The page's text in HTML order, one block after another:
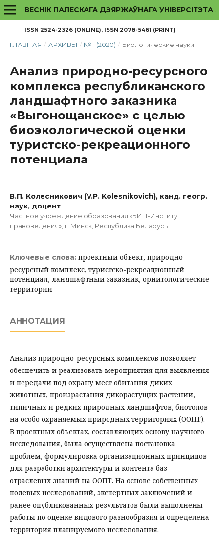
ISSN 2524-2326 (ONLINE), ISSN 2078-5461 (PRINT)
ГЛАВНАЯ / АРХИВЫ / № 1 (2020) / Биологические науки
Анализ природно-ресурсного
комплекса республиканского
ландшафтного заказника
«Выгонощанское» с целью
биоэкологической оценки
туристско-рекреационного
потенциала
В.П. Колесникович (V.P. Kolesnikovich), канд. геогр.
наук, доцент
Частное учреждение образования «БИП-Институт
правоведения», г. Минск, Республика Беларусь
Ключевые слова: проектный объект, природно-
ресурсный комплекс, туристско-рекреационный
потенциал, ландшафтный заказник, орнитологические
территории
АННОТАЦИЯ
Анализ природно-ресурсных комплексов позволяет
обеспечить и реализовать мероприятия для выявления
и передачи под охрану мест обитания диких
животных, произрастания дикорастущих растений,
типичных и редких природных ландшафтов, биотопов
на особо охраняемых природных территориях (ООПТ).
В проектных объектах, составляющих основу научного
исследования, была осуществлена постановка
проблем, формулировка организационных принципов
для разработки архитектуры и контента баз
отраслевых знаний на ООПТ. На основе собственных
полевых исследований, экспертных заключений и
ранее опубликованных результатов были выполнены
работы по оценке видового разнообразия и определена
территория планируемого исследования.